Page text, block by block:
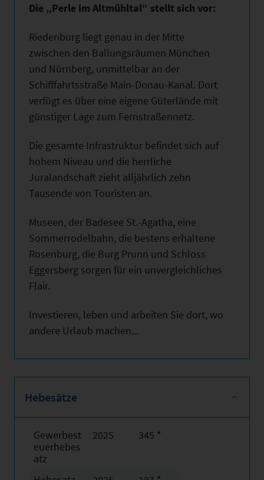
Die „Perle im Altmühltal“ stellt sich vor:
Riedenburg liegt genau in der Mitte
zwischen den Ballungsräumen München
und Nürnberg, unmittelbar an der
Schifffahrtsstraße Main-Donau-Kanal. Dort
verfügt es über eine eigene Güterlände mit
günstiger Lage zum Fernstraßennetz.
Die gesamte Infrastruktur befindet sich auf
hohem Niveau und die herrliche
Juralandschaft zieht alljährlich zehn
Tausende von Touristen an.
Museen, der Badesee St.-Agatha, eine
Sommerrodelbahn, die bestens erhaltene
Rosenburg, die Burg Prunn und Schloss
Eggersberg sorgen für ein unvergleichliches
Flair.
Investieren, leben und arbeiten Sie dort, wo
andere Urlaub machen...
Hebesätze
Gewerbest
euerhebes
atz
2025 345 *